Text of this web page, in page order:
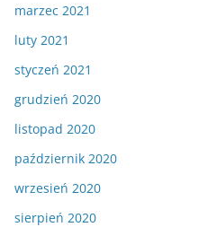
marzec 2021
luty 2021
styczeń 2021
grudzień 2020
listopad 2020
październik 2020
wrzesień 2020
sierpień 2020